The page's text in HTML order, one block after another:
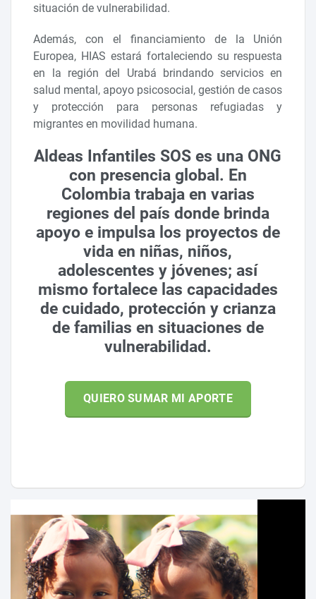
situación de vulnerabilidad.
Además, con el financiamiento de la Unión
Europea, HIAS estará fortaleciendo su respuesta
en la región del Urabá brindando servicios en
salud mental, apoyo psicosocial, gestión de casos
y protección para personas refugiadas y
migrantes en movilidad humana.
Aldeas Infantiles SOS es una ONG
con presencia global. En
Colombia trabaja en varias
regiones del país donde brinda
apoyo e impulsa los proyectos de
vida en niñas, niños,
adolescentes y jóvenes; así
mismo fortalece las capacidades
de cuidado, protección y crianza
de familias en situaciones de
vulnerabilidad.
QUIERO SUMAR MI APORTE